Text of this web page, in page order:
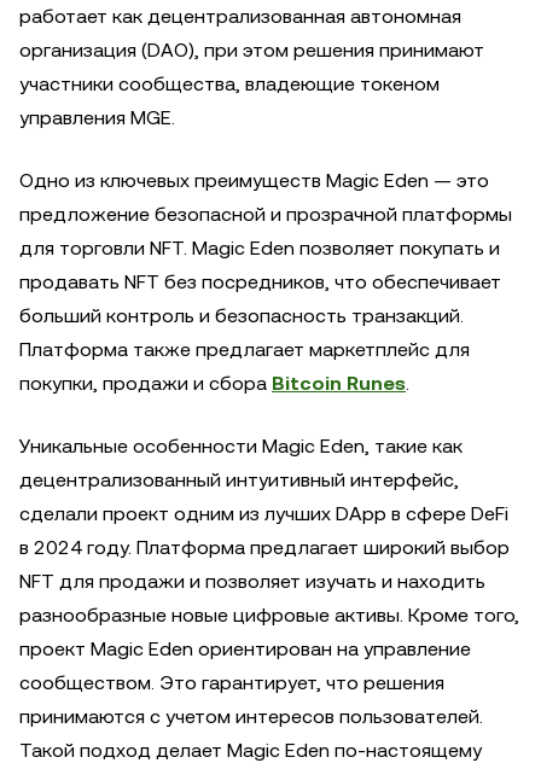
работает как децентрализованная автономная
организация (DAO), при этом решения принимают
участники сообщества, владеющие токеном
управления MGE.
Одно из ключевых преимуществ Magic Eden — это
предложение безопасной и прозрачной платформы
для торговли NFT. Magic Eden позволяет покупать и
продавать NFT без посредников, что обеспечивает
больший контроль и безопасность транзакций.
Платформа также предлагает маркетплейс для
покупки, продажи и сбора Bitcoin Runes.
Уникальные особенности Magic Eden, такие как
децентрализованный интуитивный интерфейс,
сделали проект одним из лучших DApp в сфере DeFi
в 2024 году. Платформа предлагает широкий выбор
NFT для продажи и позволяет изучать и находить
разнообразные новые цифровые активы. Кроме того,
проект Magic Eden ориентирован на управление
сообществом. Это гарантирует, что решения
принимаются с учетом интересов пользователей.
Такой подход делает Magic Eden по-настоящему